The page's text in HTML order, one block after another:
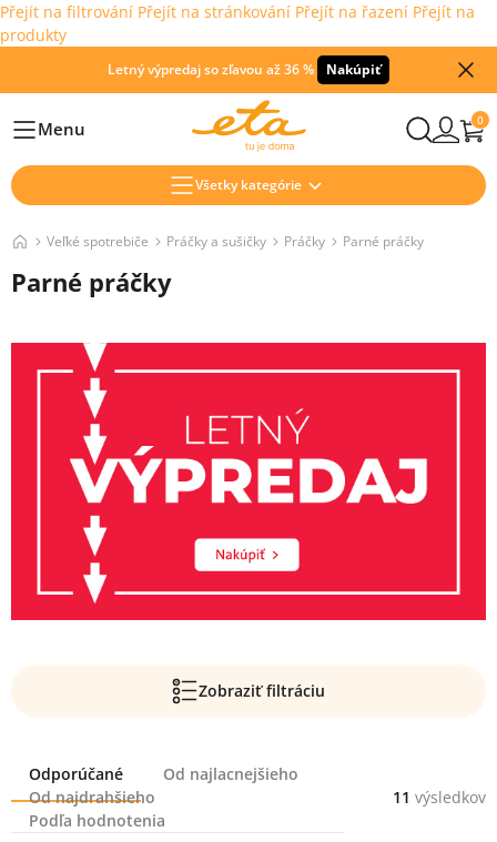
Přejít na filtrování Přejít na stránkování Přejít na řazení Přejít na
produkty
Letný výpredaj so zľavou až 36 % Nakúpiť
HlavníMenu 0
Všetky kategórie
Veľké spotrebiče Práčky a sušičky Práčky Parné práčky
Parné práčky
Zobraziť filtráciu
Radenie
Odporúčané
Od najlacnejšieho
Od najdrahšieho
Podľa hodnotenia
11 výsledkov